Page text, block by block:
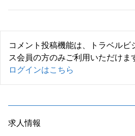
コメント投稿機能は、トラベルビ
ス会員の方のみご利用いただけま
ログインはこちら
求人情報